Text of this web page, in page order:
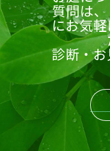
質問は
にお気
診断・